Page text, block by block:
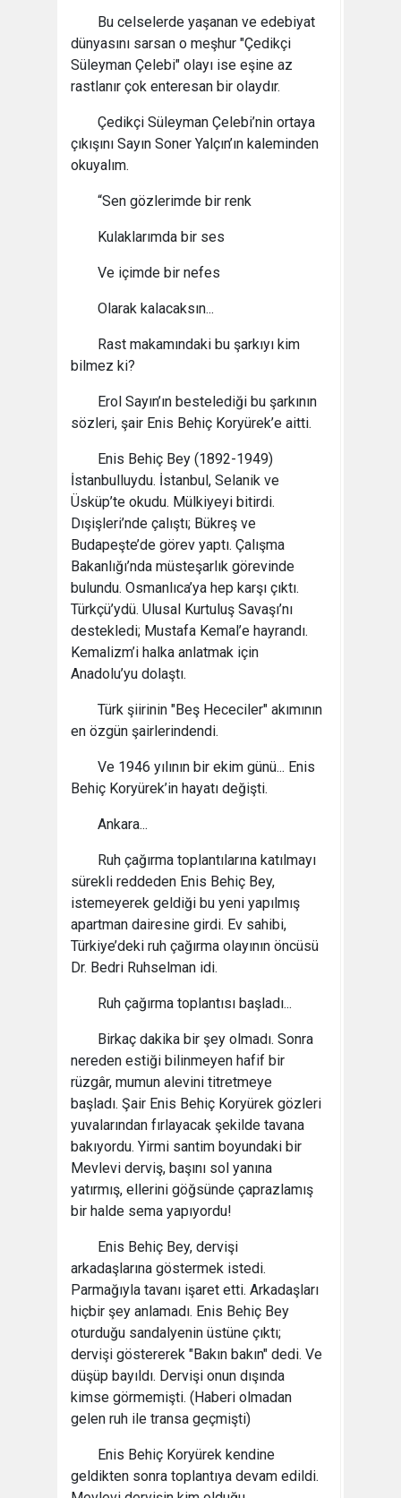
Bu celselerde yaşanan ve edebiyat
dünyasını sarsan o meşhur "Çedikçi
Süleyman Çelebi" olayı ise eşine az
rastlanır çok enteresan bir olaydır.
Çedikçi Süleyman Çelebi’nin ortaya
çıkışını Sayın Soner Yalçın’ın kaleminden
okuyalım.
“Sen gözlerimde bir renk
Kulaklarımda bir ses
Ve içimde bir nefes
Olarak kalacaksın...
Rast makamındaki bu şarkıyı kim
bilmez ki?
Erol Sayın’ın bestelediği bu şarkının
sözleri, şair Enis Behiç Koryürek’e aitti.
Enis Behiç Bey (1892-1949)
İstanbulluydu. İstanbul, Selanik ve
Üsküp’te okudu. Mülkiyeyi bitirdi.
Dışişleri’nde çalıştı; Bükreş ve
Budapeşte’de görev yaptı. Çalışma
Bakanlığı’nda müsteşarlık görevinde
bulundu. Osmanlıca’ya hep karşı çıktı.
Türkçü’ydü. Ulusal Kurtuluş Savaşı’nı
destekledi; Mustafa Kemal’e hayrandı.
Kemalizm’i halka anlatmak için
Anadolu’yu dolaştı.
Türk şiirinin "Beş Hececiler" akımının
en özgün şairlerindendi.
Ve 1946 yılının bir ekim günü... Enis
Behiç Koryürek’in hayatı değişti.
Ankara...
Ruh çağırma toplantılarına katılmayı
sürekli reddeden Enis Behiç Bey,
istemeyerek geldiği bu yeni yapılmış
apartman dairesine girdi. Ev sahibi,
Türkiye’deki ruh çağırma olayının öncüsü
Dr. Bedri Ruhselman idi.
Ruh çağırma toplantısı başladı...
Birkaç dakika bir şey olmadı. Sonra
nereden estiği bilinmeyen hafif bir
rüzgâr, mumun alevini titretmeye
başladı. Şair Enis Behiç Koryürek gözleri
yuvalarından fırlayacak şekilde tavana
bakıyordu. Yirmi santim boyundaki bir
Mevlevi derviş, başını sol yanına
yatırmış, ellerini göğsünde çaprazlamış
bir halde sema yapıyordu!
Enis Behiç Bey, dervişi
arkadaşlarına göstermek istedi.
Parmağıyla tavanı işaret etti. Arkadaşları
hiçbir şey anlamadı. Enis Behiç Bey
oturduğu sandalyenin üstüne çıktı;
dervişi göstererek "Bakın bakın" dedi. Ve
düşüp bayıldı. Dervişi onun dışında
kimse görmemişti. (Haberi olmadan
gelen ruh ile transa geçmişti)
Enis Behiç Koryürek kendine
geldikten sonra toplantıya devam edildi.